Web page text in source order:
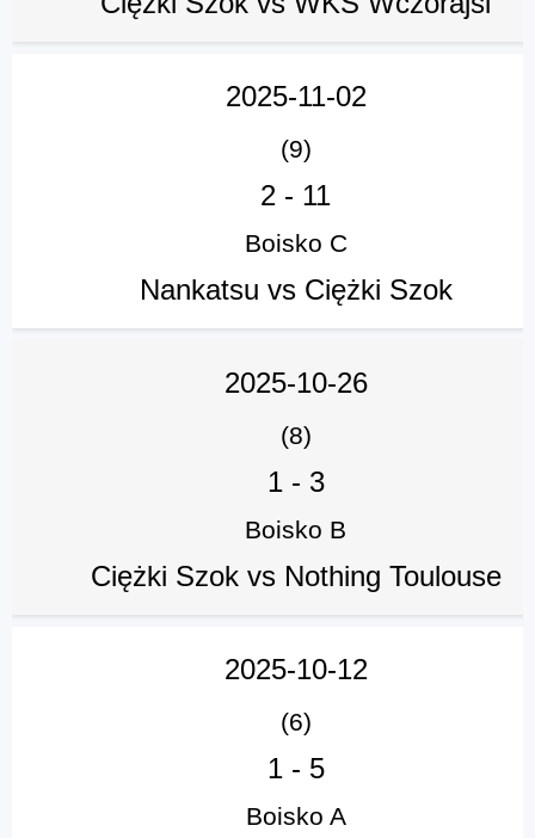
2025-11-02
(9)
2 - 11
Boisko C
Nankatsu vs Ciężki Szok
2025-10-26
(8)
1- 3
Boisko B
Ciężki Szok vs Nothing Toulouse
2025-10-12
(6)
1- 5
Boisko A